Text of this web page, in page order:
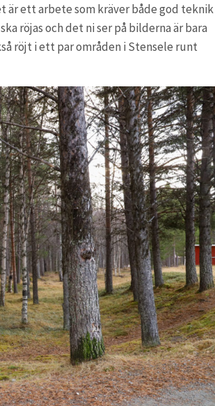
är ett arbete som kräver både god teknik
röjas och det ni ser på bilderna är bara
röjt i ett par områden i Stensele runt